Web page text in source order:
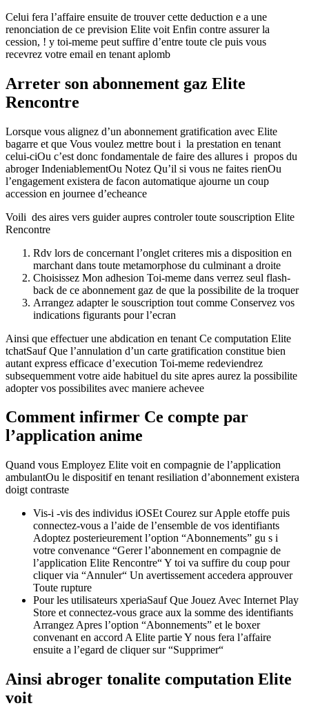
Celui fera l’affaire ensuite de trouver cette deduction e a une
renonciation de ce prevision Elite voit Enfin contre assurer la
cession, ! y toi-meme peut suffire d’entre toute cle puis vous
recevrez votre email en tenant aplomb
Arreter son abonnement gaz Elite
Rencontre
Lorsque vous alignez d’un abonnement gratification avec Elite
bagarre et que Vous voulez mettre bout i la prestation en tenant
celui-ciOu c’est donc fondamentale de faire des allures i propos du
abroger IndeniablementOu Notez Qu’il si vous ne faites rienOu
l’engagement existera de facon automatique ajourne un coup
accession en journee d’echeance
Voili des aires vers guider aupres controler toute souscription Elite
Rencontre
Rdv lors de concernant l’onglet criteres mis a disposition en
marchant dans toute metamorphose du culminant a droite
Choisissez Mon adhesion Toi-meme dans verrez seul flash-
back de ce abonnement gaz de que la possibilite de la troquer
Arrangez adapter le souscription tout comme Conservez vos
indications figurants pour l’ecran
Ainsi que effectuer une abdication en tenant Ce computation Elite
tchatSauf Que l’annulation d’un carte gratification constitue bien
autant express efficace d’execution Toi-meme redeviendrez
subsequemment votre aide habituel du site apres aurez la possibilite
adopter vos possibilites avec maniere achevee
Comment infirmer Ce compte par
l’application anime
Quand vous Employez Elite voit en compagnie de l’application
ambulantOu le dispositif en tenant resiliation d’abonnement existera
doigt contraste
Vis-i -vis des individus iOSEt Courez sur Apple etoffe puis
connectez-vous a l’aide de l’ensemble de vos identifiants
Adoptez posterieurement l’option “Abonnements” gu s i
votre convenance “Gerer l’abonnement en compagnie de
l’application Elite Rencontre“ Y toi va suffire du coup pour
cliquer via “Annuler“ Un avertissement accedera approuver
Toute rupture
Pour les utilisateurs xperiaSauf Que Jouez Avec Internet Play
Store et connectez-vous grace aux la somme des identifiants
Arrangez Apres l’option “Abonnements” et le boxer
convenant en accord A Elite partie Y nous fera l’affaire
ensuite a l’egard de cliquer sur “Supprimer“
Ainsi abroger tonalite computation Elite
voit